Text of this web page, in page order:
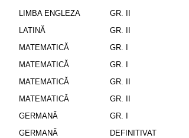
LIMBA ENGLEZA GR. II
LATINĂ GR. II
MATEMATICĂ GR. I
MATEMATICĂ GR. I
MATEMATICĂ GR. II
MATEMATICĂ GR. II
GERMANĂ GR. I
GERMANĂ DEFINITIVAT